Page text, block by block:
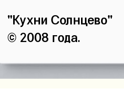
"Кухни Солнцево"
© 2008 года.